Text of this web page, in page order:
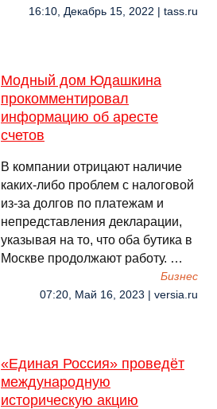
16:10, Декабрь 15, 2022 | tass.ru
Модный дом Юдашкина
прокомментировал
информацию об аресте
счетов
В компании отрицают наличие
каких-либо проблем с налоговой
из-за долгов по платежам и
непредставления декларации,
указывая на то, что оба бутика в
Москве продолжают работу. …
Бизнес
07:20, Май 16, 2023 | versia.ru
«Единая Россия» проведёт
международную
историческую акцию